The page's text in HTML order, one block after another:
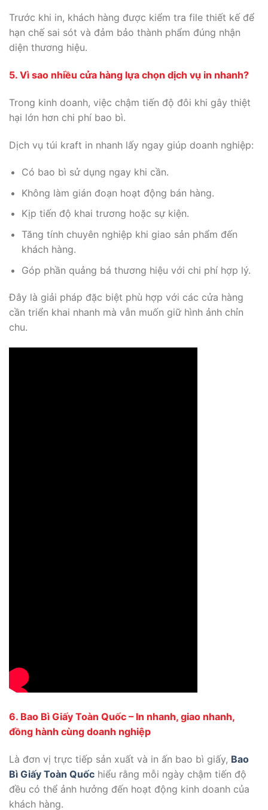
Trước khi in, khách hàng được kiểm tra file thiết kế để
hạn chế sai sót và đảm bảo thành phẩm đúng nhận
diện thương hiệu.
5. Vì sao nhiều cửa hàng lựa chọn dịch vụ in nhanh?
Trong kinh doanh, việc chậm tiến độ đôi khi gây thiệt
hại lớn hơn chi phí bao bì.
Dịch vụ túi kraft in nhanh lấy ngay giúp doanh nghiệp:
Có bao bì sử dụng ngay khi cần.
Không làm gián đoạn hoạt động bán hàng.
Kịp tiến độ khai trương hoặc sự kiện.
Tăng tính chuyên nghiệp khi giao sản phẩm đến
khách hàng.
Góp phần quảng bá thương hiệu với chi phí hợp lý.
Đây là giải pháp đặc biệt phù hợp với các cửa hàng
cần triển khai nhanh mà vẫn muốn giữ hình ảnh chỉn
chu.
6. Bao Bì Giấy Toàn Quốc – In nhanh, giao nhanh,
đồng hành cùng doanh nghiệp
Là đơn vị trực tiếp sản xuất và in ấn bao bì giấy, Bao
Bì Giấy Toàn Quốc hiểu rằng mỗi ngày chậm tiến độ
đều có thể ảnh hưởng đến hoạt động kinh doanh của
khách hàng.